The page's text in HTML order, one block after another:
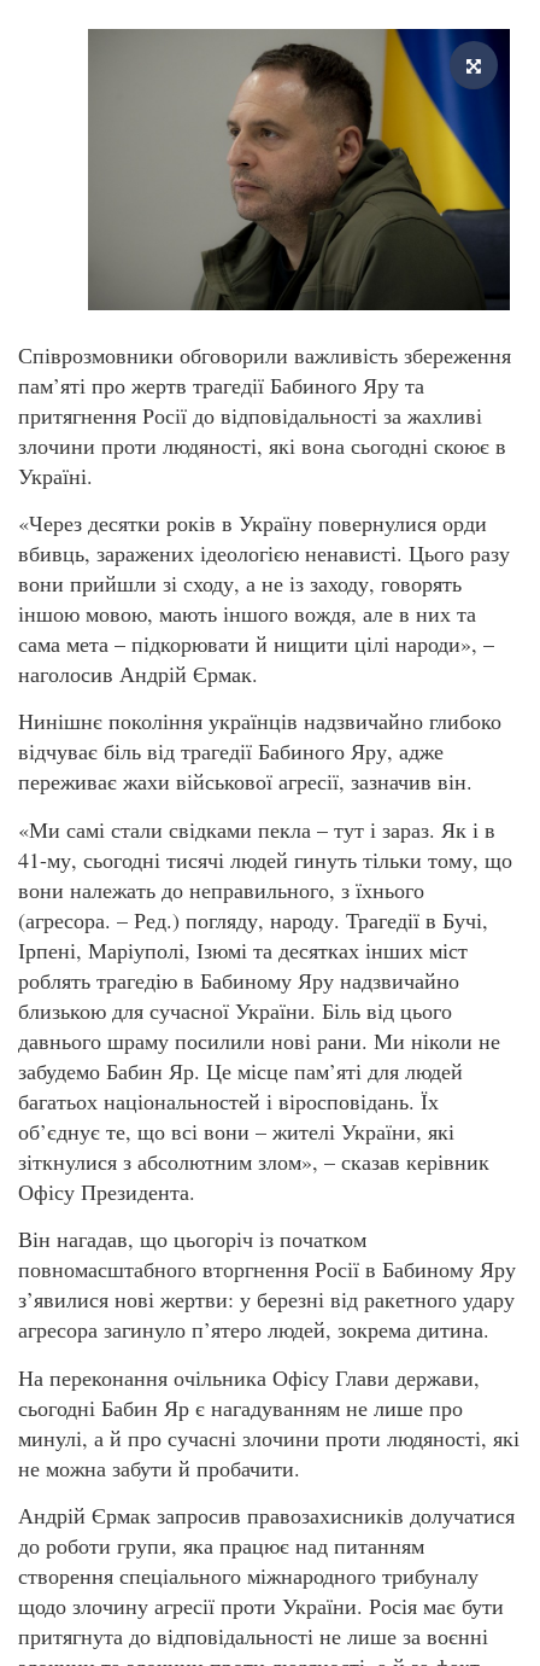
Співрозмовники обговорили важливість збереження
пам’яті про жертв трагедії Бабиного Яру та
притягнення Росії до відповідальності за жахливі
злочини проти людяності, які вона сьогодні скоює в
Україні.
«Через десятки років в Україну повернулися орди
вбивць, заражених ідеологією ненависті. Цього разу
вони прийшли зі сходу, а не із заходу, говорять
іншою мовою, мають іншого вождя, але в них та
сама мета – підкорювати й нищити цілі народи», –
наголосив Андрій Єрмак.
Нинішнє покоління українців надзвичайно глибоко
відчуває біль від трагедії Бабиного Яру, адже
переживає жахи військової агресії, зазначив він.
«Ми самі стали свідками пекла – тут і зараз. Як і в
41-му, сьогодні тисячі людей гинуть тільки тому, що
вони належать до неправильного, з їхнього
(агресора. – Ред.) погляду, народу. Трагедії в Бучі,
Ірпені, Маріуполі, Ізюмі та десятках інших міст
роблять трагедію в Бабиному Яру надзвичайно
близькою для сучасної України. Біль від цього
давнього шраму посилили нові рани. Ми ніколи не
забудемо Бабин Яр. Це місце пам’яті для людей
багатьох національностей і віросповідань. Їх
об’єднує те, що всі вони – жителі України, які
зіткнулися з абсолютним злом», – сказав керівник
Офісу Президента.
Він нагадав, що цьогоріч із початком
повномасштабного вторгнення Росії в Бабиному Яру
з’явилися нові жертви: у березні від ракетного удару
агресора загинуло п’ятеро людей, зокрема дитина.
На переконання очільника Офісу Глави держави,
сьогодні Бабин Яр є нагадуванням не лише про
минулі, а й про сучасні злочини проти людяності, які
не можна забути й пробачити.
Андрій Єрмак запросив правозахисників долучатися
до роботи групи, яка працює над питанням
створення спеціального міжнародного трибуналу
щодо злочину агресії проти України. Росія має бути
притягнута до відповідальності не лише за воєнні